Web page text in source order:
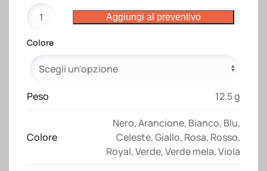
tinta
210T
quantità
Aggiungi al preventivo
Colore
Peso 12.5 g
Colore
Nero,Arancione, Bianco, Blu,
Celeste,Giallo, Rosa, Rosso,
Royal,Verde,Verde mela,Viola